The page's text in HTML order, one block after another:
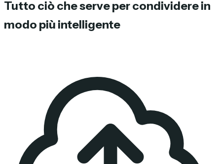
Tutto ciò che serve per condividere in
modo più intelligente